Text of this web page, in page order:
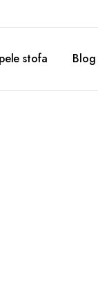
stofa Blog